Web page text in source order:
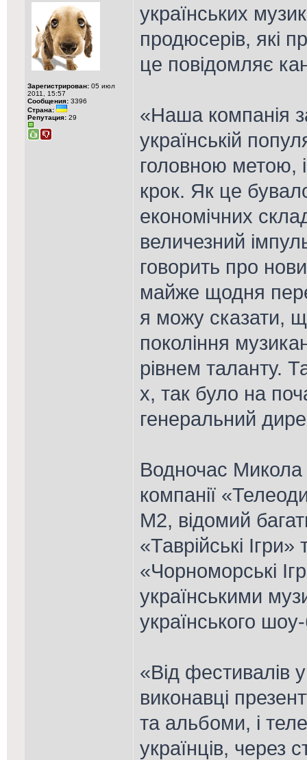
Зарегистрирован: 05 июл
2011, 15:57
Сообщения: 3396
Страна:
Репутация: 29
українських
продюсерів, які
це повідомляє
«Наша компанія
українській
головною метою,
крок. Як це
економічних
величезний
говорить про
майже щодня
я можу сказати,
покоління
рівнем таланту.
х, так було на
генеральний
Водночас Микола
компанії
М2, відомий
«Таврійські
«Чорноморські
українськими
українського
«Від фестивалів
виконавці
та альбоми, і
українців, через